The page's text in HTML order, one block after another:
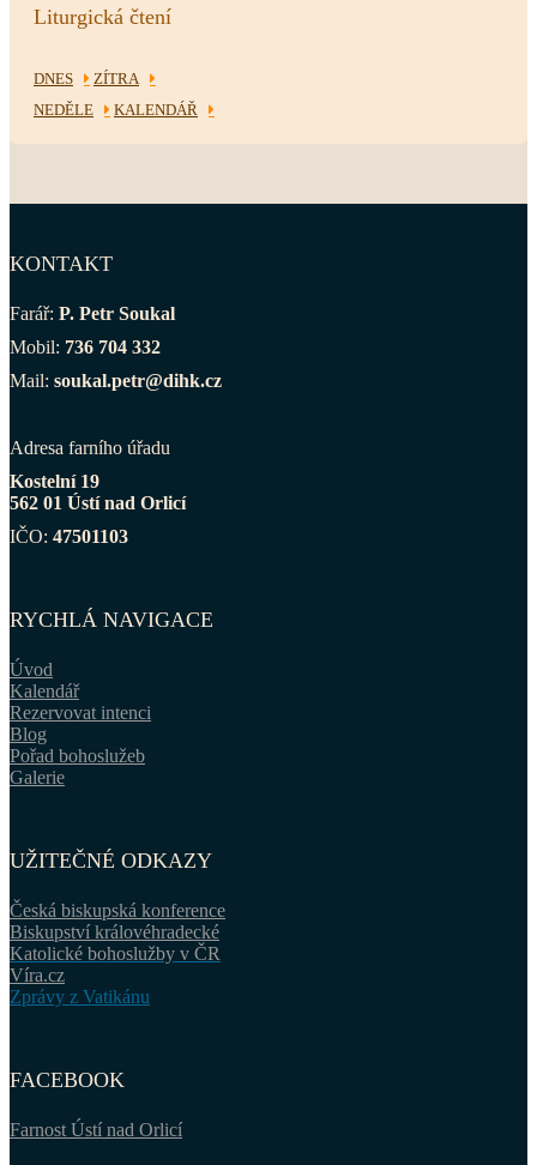
Liturgická čtení
DNES
ZÍTRA
NEDĚLE
KALENDÁŘ
KONTAKT
Farář: P. Petr Soukal
Mobil: 736 704 332
Mail: soukal.petr@dihk.cz
Adresa farního úřadu
Kostelní 19
562 01 Ústí nad Orlicí
IČO: 47501103
RYCHLÁ NAVIGACE
Úvod
Kalendář
Rezervovat intenci
Blog
Pořad bohoslužeb
Galerie
UŽITEČNÉ ODKAZY
Česká biskupská konference
Biskupství královéhradecké
Katolické bohoslužby v ČR
Víra.cz
Zprávy z Vatikánu
FACEBOOK
Farnost Ústí nad Orlicí